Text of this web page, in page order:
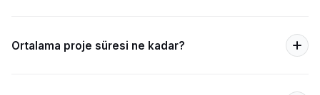
Ortalama proje süresi ne kadar?